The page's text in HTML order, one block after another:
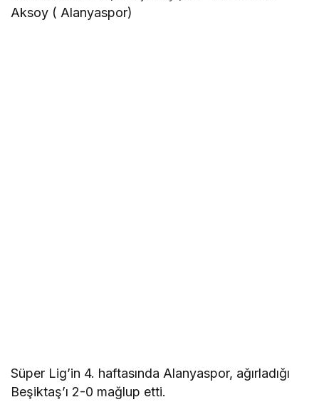
Aksoy ( Alanyaspor)
Süper Lig’in 4. haftasında Alanyaspor, ağırladığı
Beşiktaş’ı 2-0 mağlup etti.